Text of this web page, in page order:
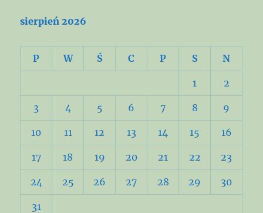
sierpień 2026
P W Ś C P S N
1 2
3 4 5 6 7 8 9
10 11 12 13 14 15 16
17 18 19 20 21 22 23
24 25 26 27 28 29 30
31